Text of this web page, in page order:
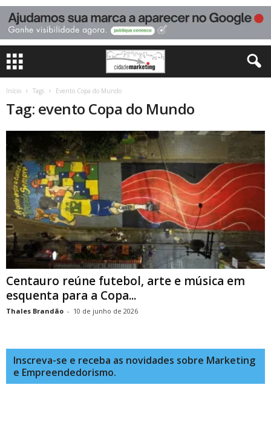
Início Tags Evento Copa do Mundo
Tag: evento Copa do Mundo
Centauro reúne futebol, arte e música em
esquenta para a Copa...
Thales Brandão - 10 de junho de 2026
Inscreva-se e receba as novidades sobre Marketing
e Empreendedorismo.